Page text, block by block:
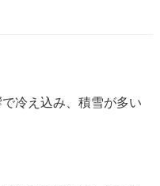
冷え込み、積雪が多い